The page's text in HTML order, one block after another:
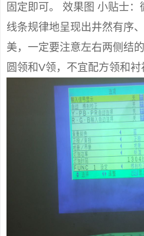
固定即可。 效果图 小贴士
线条规律地呈现出井然有序
美，一定要注意左右两侧结
圆领和V领，不宜配方领和衬